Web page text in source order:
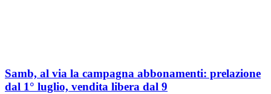
Samb, al via la campagna abbonamenti: prelazione
dal 1° luglio, vendita libera dal 9